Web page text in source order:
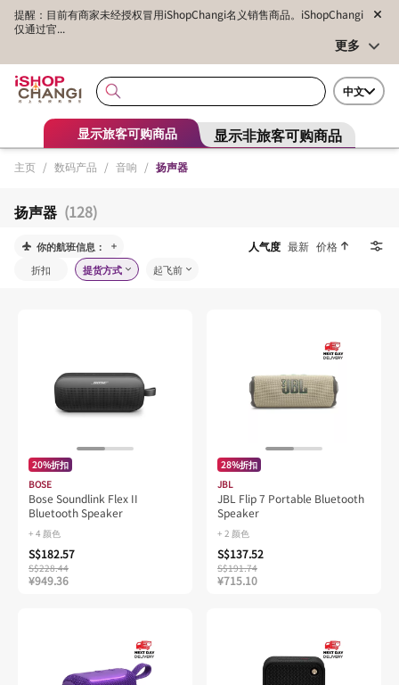
提醒：目前有商家未经授权冒用iShopChangi名义销售商品。iShopChangi
仅通过官...
更多
中文
显示旅客可购商品 显示非旅客可购商品
主页 / 数码产品 / 音响 / 扬声器
扬声器 (128)
你的航班信息： 人气度 最新 价格
折扣 提货方式 起飞前
20%折扣
BOSE
Bose Soundlink Flex II
Bluetooth Speaker
+ 4 颜色
S$182.57
S$228.44
¥949.36
28%折扣
JBL
JBL Flip 7 Portable Bluetooth
Speaker
+ 2 颜色
S$137.52
S$191.74
¥715.10